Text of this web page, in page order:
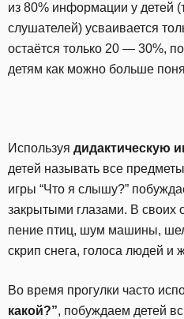
из 80% информации у детей
слушателей) усваивается
остаётся только 20 — 30%,
детям как можно больше
Используя дидактическую
детей называть все
игры “Что я слышу?”
закрытыми глазами. В своих
пение птиц, шум машины,
скрип снега, голоса людей и
Во время прогулки часто
какой?”, побуждаем детей